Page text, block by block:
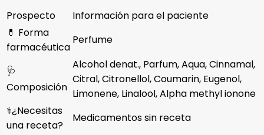
Prospecto
Información para el paciente
💊 Forma
farmacéutica
Perfume
🩺
Composición
Alcohol denat., Parfum, Aqua, Cinnamal,
Citral, Citronellol, Coumarin, Eugenol,
Limonene, Linalool, Alpha methyl ionone
⚕️¿Necesitas
una receta?
Medicamentos sin receta